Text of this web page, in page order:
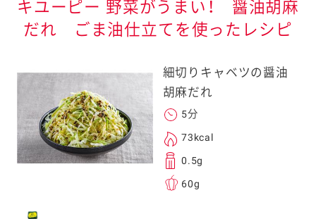
キユーピー 野菜がうまい！ 醤油胡麻
だれ ごま油仕立てを使ったレシピ
細切りキャベツの醤油
胡麻だれ
5分
73kcal
0.5g
60g